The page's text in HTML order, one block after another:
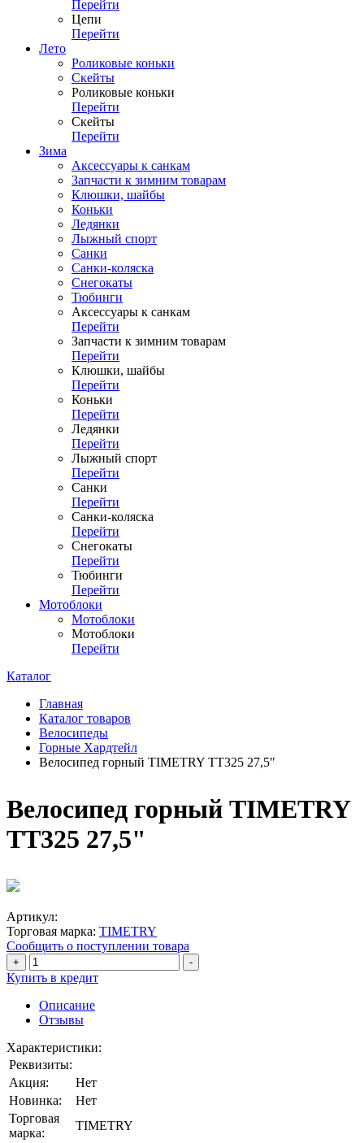
Перейти
Цепи
Перейти
Лето
Роликовые коньки
Скейты
Роликовые коньки
Перейти
Скейты
Перейти
Зима
Аксессуары к санкам
Запчасти к зимним товарам
Клюшки, шайбы
Коньки
Ледянки
Лыжный спорт
Санки
Санки-коляска
Снегокаты
Тюбинги
Аксессуары к санкам
Перейти
Запчасти к зимним товарам
Перейти
Клюшки, шайбы
Перейти
Коньки
Перейти
Ледянки
Перейти
Лыжный спорт
Перейти
Санки
Перейти
Санки-коляска
Перейти
Снегокаты
Перейти
Тюбинги
Перейти
Мотоблоки
Мотоблоки
Мотоблоки
Перейти
Каталог
Главная
Каталог товаров
Велосипеды
Горные Хардтейл
Велосипед горный TIMETRY TT325 27,5"
Велосипед горный TIMETRY
TT325 27,5"
Артикул:
Торговая марка: TIMETRY
Сообщить о поступлении товара
+ -
Купить в кредит
Описание
Отзывы
Характеристики:
Реквизиты:
Акция:
Нет
Новинка:
Нет
Торговая
марка:
TIMETRY